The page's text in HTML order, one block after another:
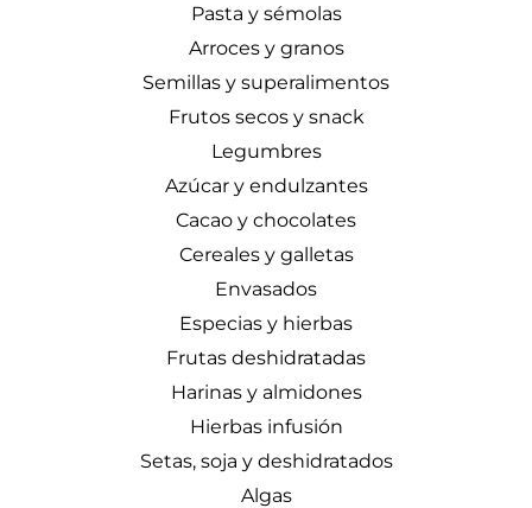
Pasta y sémolas
Arroces y granos
Semillas y superalimentos
Frutos secos y snack
Legumbres
Azúcar y endulzantes
Cacao y chocolates
Cereales y galletas
Envasados
Especias y hierbas
Frutas deshidratadas
Harinas y almidones
Hierbas infusión
Setas, soja y deshidratados
Algas